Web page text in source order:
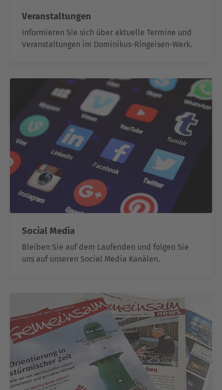
Veranstaltungen
Informieren Sie sich über aktuelle Termine und
Veranstaltungen im Dominikus-Ringeisen-Werk.
Social Media
Bleiben Sie auf dem Laufenden und folgen Sie
uns auf unseren Social Media Kanälen.